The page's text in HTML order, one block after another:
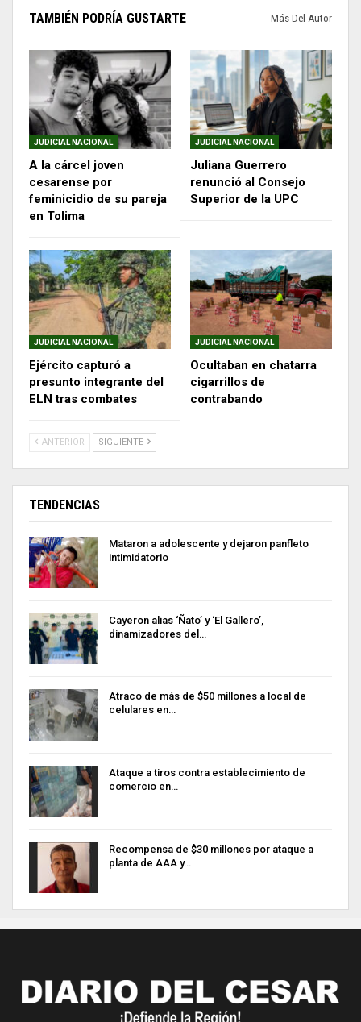
TAMBIÉN PODRÍA GUSTARTE Más Del Autor
JUDICIAL NACIONAL
A la cárcel joven
cesarense por
feminicidio de su pareja
en Tolima
JUDICIAL NACIONAL
Juliana Guerrero
renunció al Consejo
Superior de la UPC
JUDICIAL NACIONAL
Ejército capturó a
presunto integrante del
ELN tras combates
JUDICIAL NACIONAL
Ocultaban en chatarra
cigarrillos de
contrabando
ANTERIOR SIGUIENTE
TENDENCIAS
Mataron a adolescente y dejaron panfleto
intimidatorio
Cayeron alias ‘Ñato’ y ‘El Gallero’,
dinamizadores del…
Atraco de más de $50 millones a local de
celulares en…
Ataque a tiros contra establecimiento de
comercio en…
Recompensa de $30 millones por ataque a
planta de AAA y…